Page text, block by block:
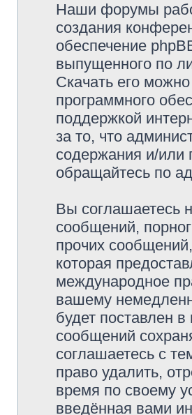
Наши форумы
создания
обеспечение
выпущенного по
Скачать его
программного
поддержкой
за то, что
содержания и/или
обращайтесь по
Вы соглашаетесь
сообщений,
прочих
которая
международное
вашему
будет поставлен
сообщений
соглашаетесь с
право удалить,
время по своему
введённая вами